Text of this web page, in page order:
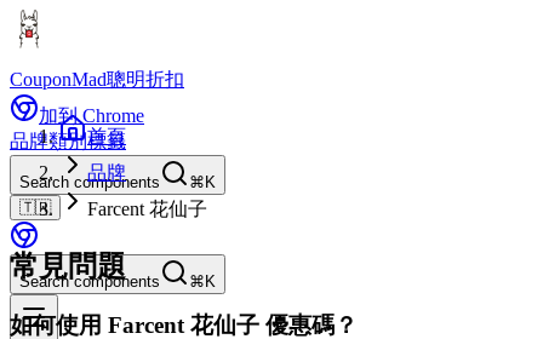
CouponMad聰明折扣
加到 Chrome
品牌類別標籤
Search components
⌘K
🇹🇼
Search components ⌘K
首頁
品牌
Farcent 花仙子
常見問題
如何使用 Farcent 花仙子 優惠碼？